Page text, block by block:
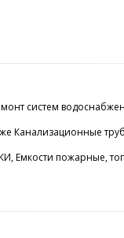
систем
Канализационные
Емкости пожарные,